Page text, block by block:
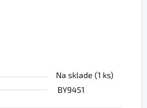
Na sklade (1 ks)
BY9451